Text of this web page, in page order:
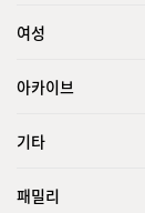
여성
아카이브
기타
패밀리